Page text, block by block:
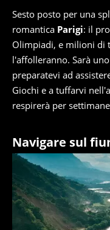
Sesto posto per una
romantica Parigi: il
Olimpiadi, e milioni di
l'affolleranno. Sarà
preparatevi ad
Giochi e a tuffarvi
respirerà per
Navigare sul